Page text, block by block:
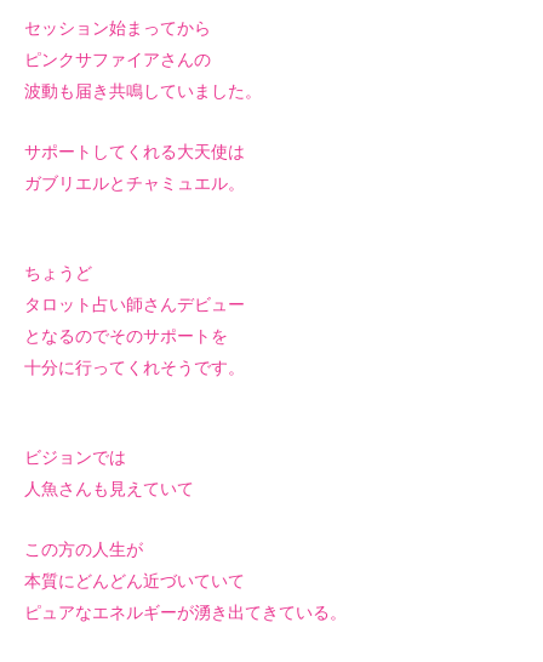
セッション始まってから
ピンクサファイアさんの
波動も届き共鳴していました。
サポートしてくれる大天使は
ガブリエルとチャミュエル。
ちょうど
タロット占い師さんデビュー
となるのでそのサポートを
十分に行ってくれそうです。
ビジョンでは
人魚さんも見えていて
この方の人生が
本質にどんどん近づいていて
ピュアなエネルギーが湧き出てきている。